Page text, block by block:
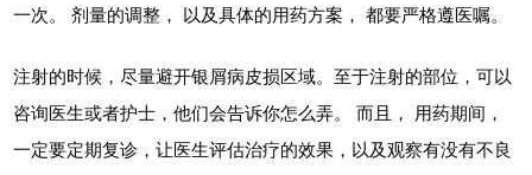
一次。 剂量的调整， 以及具体的用药方案， 都要严格遵医嘱。
注射的时候，尽量避开银屑病皮损区域。至于注射的部位，可以
咨询医生或者护士，他们会告诉你怎么弄。 而且， 用药期间，
一定要定期复诊，让医生评估治疗的效果，以及观察有没有不良